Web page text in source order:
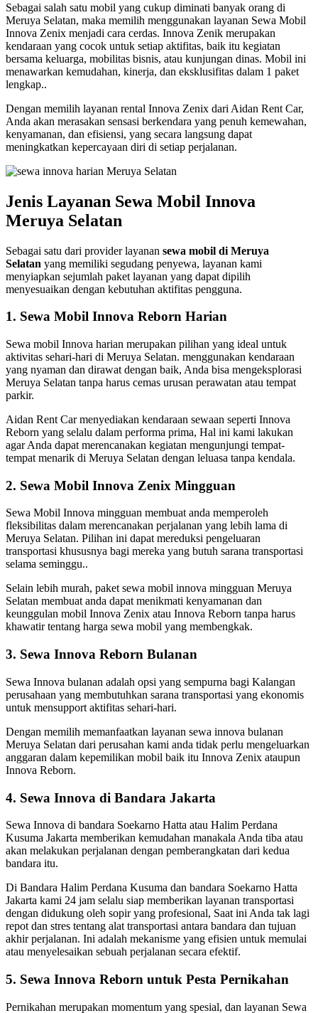
Sebagai salah satu mobil yang cukup diminati banyak orang di
Meruya Selatan, maka memilih menggunakan layanan Sewa Mobil
Innova Zenix menjadi cara cerdas. Innova Zenik merupakan
kendaraan yang cocok untuk setiap aktifitas, baik itu kegiatan
bersama keluarga, mobilitas bisnis, atau kunjungan dinas. Mobil ini
menawarkan kemudahan, kinerja, dan eksklusifitas dalam 1 paket
lengkap..
Dengan memilih layanan rental Innova Zenix dari Aidan Rent Car,
Anda akan merasakan sensasi berkendara yang penuh kemewahan,
kenyamanan, dan efisiensi, yang secara langsung dapat
meningkatkan kepercayaan diri di setiap perjalanan.
Jenis Layanan Sewa Mobil Innova
Meruya Selatan
Sebagai satu dari provider layanan sewa mobil di Meruya
Selatan yang memiliki segudang penyewa, layanan kami
menyiapkan sejumlah paket layanan yang dapat dipilih
menyesuaikan dengan kebutuhan aktifitas pengguna.
1. Sewa Mobil Innova Reborn Harian
Sewa mobil Innova harian merupakan pilihan yang ideal untuk
aktivitas sehari-hari di Meruya Selatan. menggunakan kendaraan
yang nyaman dan dirawat dengan baik, Anda bisa mengeksplorasi
Meruya Selatan tanpa harus cemas urusan perawatan atau tempat
parkir.
Aidan Rent Car menyediakan kendaraan sewaan seperti Innova
Reborn yang selalu dalam performa prima, Hal ini kami lakukan
agar Anda dapat merencanakan kegiatan mengunjungi tempat-
tempat menarik di Meruya Selatan dengan leluasa tanpa kendala.
2. Sewa Mobil Innova Zenix Mingguan
Sewa Mobil Innova mingguan membuat anda memperoleh
fleksibilitas dalam merencanakan perjalanan yang lebih lama di
Meruya Selatan. Pilihan ini dapat mereduksi pengeluaran
transportasi khususnya bagi mereka yang butuh sarana transportasi
selama seminggu..
Selain lebih murah, paket sewa mobil innova mingguan Meruya
Selatan membuat anda dapat menikmati kenyamanan dan
keunggulan mobil Innova Zenix atau Innova Reborn tanpa harus
khawatir tentang harga sewa mobil yang membengkak.
3. Sewa Innova Reborn Bulanan
Sewa Innova bulanan adalah opsi yang sempurna bagi Kalangan
perusahaan yang membutuhkan sarana transportasi yang ekonomis
untuk mensupport aktifitas sehari-hari.
Dengan memilih memanfaatkan layanan sewa innova bulanan
Meruya Selatan dari perusahan kami anda tidak perlu mengeluarkan
anggaran dalam kepemilikan mobil baik itu Innova Zenix ataupun
Innova Reborn.
4. Sewa Innova di Bandara Jakarta
Sewa Innova di bandara Soekarno Hatta atau Halim Perdana
Kusuma Jakarta memberikan kemudahan manakala Anda tiba atau
akan melakukan perjalanan dengan pemberangkatan dari kedua
bandara itu.
Di Bandara Halim Perdana Kusuma dan bandara Soekarno Hatta
Jakarta kami 24 jam selalu siap memberikan layanan transportasi
dengan didukung oleh sopir yang profesional, Saat ini Anda tak lagi
repot dan stres tentang alat transportasi antara bandara dan tujuan
akhir perjalanan. Ini adalah mekanisme yang efisien untuk memulai
atau menyelesaikan sebuah perjalanan secara efektif.
5. Sewa Innova Reborn untuk Pesta Pernikahan
Pernikahan merupakan momentum yang spesial, dan layanan Sewa